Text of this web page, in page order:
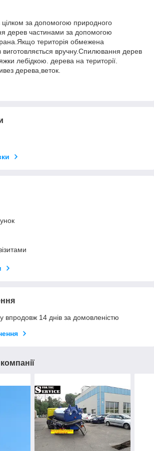
за допомогою природного
дерев частинами за допомогою
територія обмежена
вручну.Спилювання дерев
лебідкою. дерева на території.
дерева,веток.
впродовж 14 днів за домовленістю